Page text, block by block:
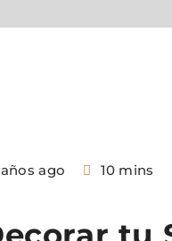
ago 10 mins